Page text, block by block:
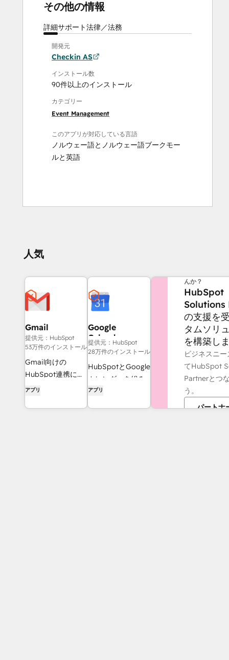
その他の情報
詳細サポート法律／法務
開発元
Checkin AS
インストール数
90件以上のインストール
カテゴリー
Event Management
このアプリが対応している言語
ノルウェー語と ノルウェー語ブークモー
ルと英語
人気
Gmail
提供元：HubSpot
53万件のインストール
Gmail向けの
HubSpot連携によ
り、HubSpotを受
アプリ
Google
Calendar
提供元：HubSpot
28万件のインストール
HubSpotとGoogle
カレンダーを組み
合わせてミーティ
アプリ
んか？
HubSpot
Solutions
の支援を
タムソリ
を構築し
ビジネスニ
てHubSpot
Partnerとつ
う。
パートナ